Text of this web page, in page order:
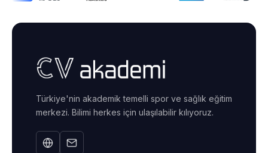
Türkiye'nin akademik temelli spor ve sağlık eğitim
merkezi. Bilimi herkes için ulaşılabilir kılıyoruz.